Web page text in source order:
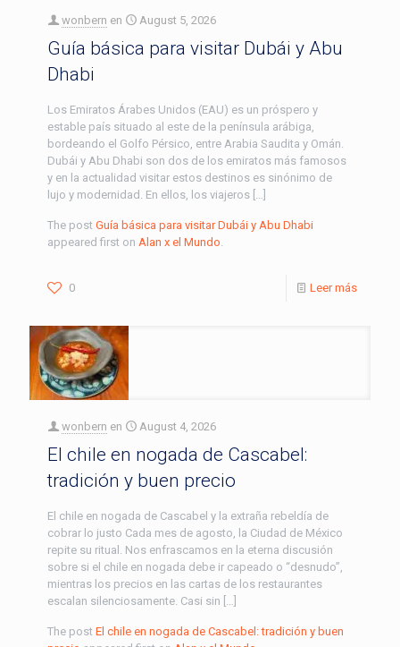
wonbern en August 5, 2026
Guía básica para visitar Dubái y Abu
Dhabi
Los Emiratos Árabes Unidos (EAU) es un próspero y
estable país situado al este de la península arábiga,
bordeando el Golfo Pérsico, entre Arabia Saudita y Omán.
Dubái y Abu Dhabi son dos de los emiratos más famosos
y en la actualidad visitar estos destinos es sinónimo de
lujo y modernidad. En ellos, los viajeros […]
The post Guía básica para visitar Dubái y Abu Dhabi
appeared first on Alan x el Mundo
0 Leer más
wonbern en August 4, 2026
El chile en nogada de Cascabel:
tradición y buen precio
El chile en nogada de Cascabel y la extraña rebeldía de
cobrar lo justo Cada mes de agosto, la Ciudad de México
repite su ritual. Nos enfrascamos en la eterna discusión
sobre si el chile en nogada debe ir capeado o “desnudo”,
mientras los precios en las cartas de los restaurantes
escalan silenciosamente. Casi sin […]
The post El chile en nogada de Cascabel: tradición y buen